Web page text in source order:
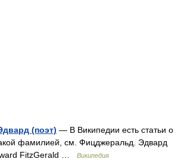
(поэт) — В Википедии есть статьи о
фамилией, см. Фицджеральд. Эдвард
FitzGerald …
Википедия